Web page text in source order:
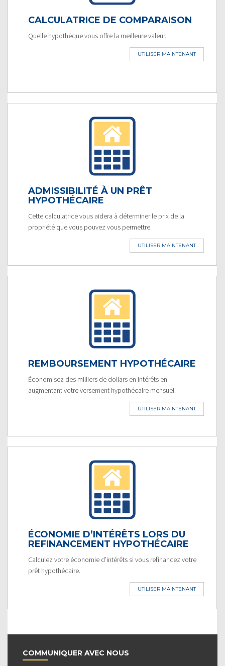
CALCULATRICE DE COMPARAISON
Quelle hypothèque vous offre la meilleure valeur.
UTILISER MAINTENANT
ADMISSIBILITÉ À UN PRÊT
HYPOTHÉCAIRE
Cette calculatrice vous aidera à déterminer le prix de la
propriété que vous pouvez vous permettre.
UTILISER MAINTENANT
REMBOURSEMENT HYPOTHÉCAIRE
Économisez des milliers de dollars en intérêts en
augmentant votre versement hypothécaire mensuel.
UTILISER MAINTENANT
ÉCONOMIE D’INTÉRÊTS LORS DU
REFINANCEMENT HYPOTHÉCAIRE
Calculez votre économie d’intérêts si vous refinancez votre
prêt hypothécaire.
UTILISER MAINTENANT
COMMUNIQUER AVEC NOUS